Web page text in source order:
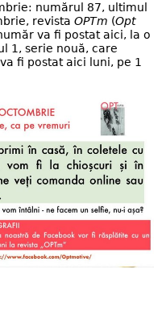
numărul 87, ultimul
revista OPTm (Opt
va fi postat aici, la o
1, serie nouă, care
fi postat aici luni, pe 1